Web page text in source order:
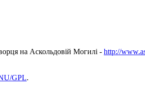
на Аскольдовій Могилі - http://
GPL.